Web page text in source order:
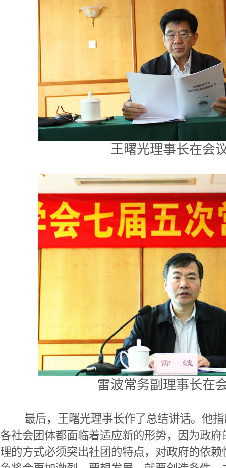
王曙光理事长在会
雷波常务副理事长在
最后，王曙光理事长作了总结讲话。他指
各社会团体都面临着适应新的形势，因为政
理的方式必须突出社团的特点，对政府的依